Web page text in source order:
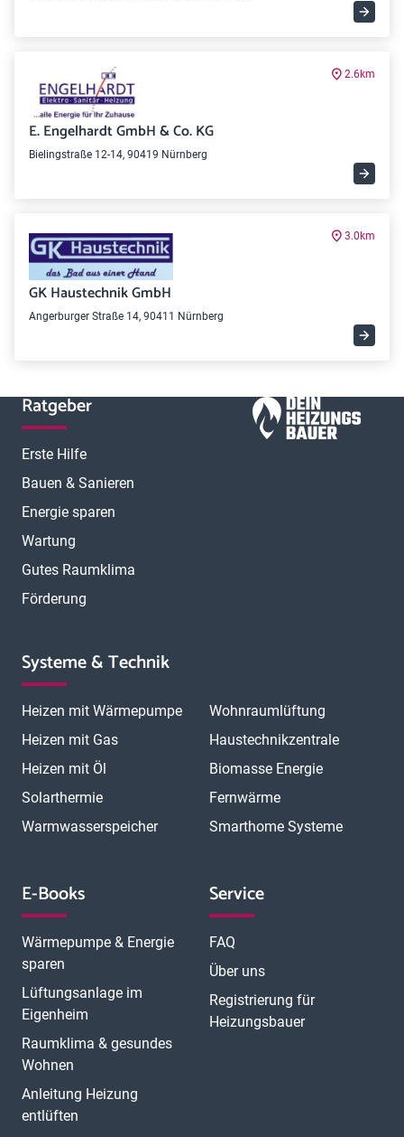
2.6km
E. Engelhardt GmbH & Co. KG
Bielingstraße 12-14, 90419 Nürnberg
3.0km
GK Haustechnik GmbH
Angerburger Straße 14, 90411 Nürnberg
Ratgeber
Erste Hilfe
Bauen & Sanieren
Energie sparen
Wartung
Gutes Raumklima
Förderung
Systeme & Technik
Heizen mit Wärmepumpe
Heizen mit Gas
Heizen mit Öl
Solarthermie
Warmwasserspeicher
Wohnraumlüftung
Haustechnikzentrale
Biomasse Energie
Fernwärme
Smarthome Systeme
E-Books
Wärmepumpe & Energie
sparen
Lüftungsanlage im
Eigenheim
Raumklima & gesundes
Wohnen
Anleitung Heizung
entlüften
Service
FAQ
Über uns
Registrierung für
Heizungsbauer